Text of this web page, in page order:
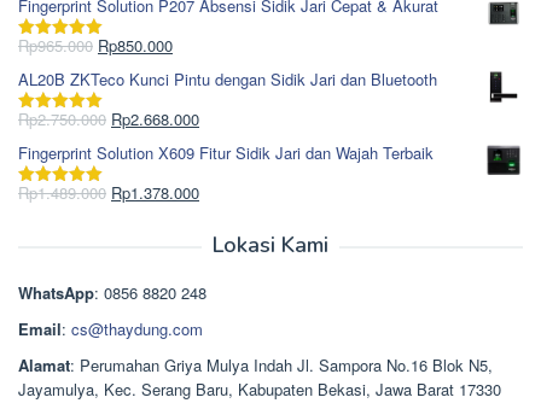
adalah:
Rp1.695.000.
ini
Fingerprint Solution P207 Absensi Sidik Jari Cepat & Akurat
Dinilai5.00
Rp965.000 Harga
aslinya
adalah:
Rp965.000.
Rp850.000Harga
saat
ini
adalah:
AL20B ZKTeco Kunci Pintu dengan Sidik Jari dan Bluetooth
Dinilai5.00
Rp2.750.000 Harga
aslinya
adalah:
Rp2.750.000.
Rp2.668.000Harga
saat
ini
adalah:
Fingerprint Solution X609 Fitur Sidik Jari dan Wajah Terbaik
Dinilai5.00
Rp1.489.000 Harga
Rp1.378.000Harga
Rp1.378.000.
Lokasi Kami
WhatsApp: 0856 8820 248
Email: cs@thaydung.com
Alamat: Perumahan Griya Mulya Indah Jl. Sampora No.16 Blok N5,
Jayamulya, Kec. Serang Baru, Kabupaten Bekasi, Jawa Barat 17330